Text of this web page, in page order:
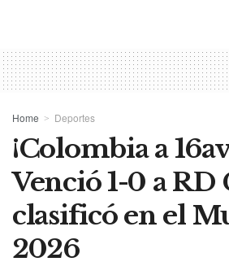
Home Deportes
¡Colombia a
Venció 1-0 a RD
clasificó en el
2026